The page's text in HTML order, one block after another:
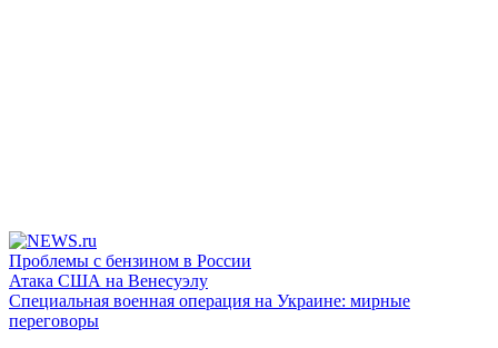
Проблемы с бензином в России
Атака США на Венесуэлу
Специальная военная операция на Украине: мирные
переговоры